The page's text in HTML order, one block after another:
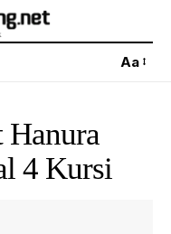
Aa
Hanura
4 Kursi